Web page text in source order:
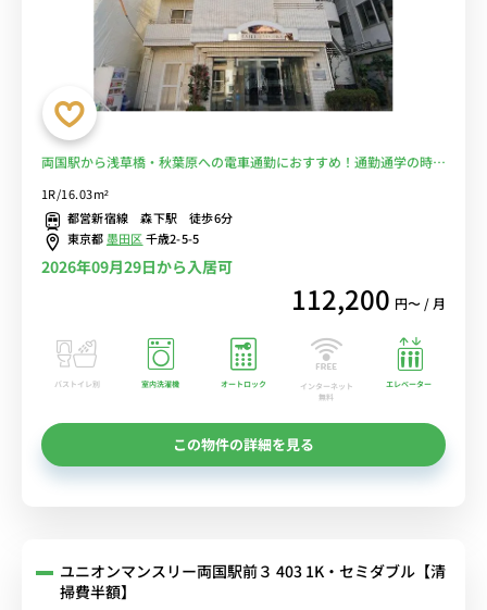
両国駅から浅草橋・秋葉原への電車通勤におすすめ！通勤通学の時間
1R/16.03m²
都営新宿線 森下駅 徒歩6分
東京都墨田区千歳2-5-5
2026年09月29日から入居可
112,200 円〜 / 月
バストイレ別 室内洗濯機 オートロック
インターネット
無料
エレベーター
この物件の詳細を見る
ユニオンマンスリー両国駅前３ 403 1K・セミダブル【清
掃費半額】